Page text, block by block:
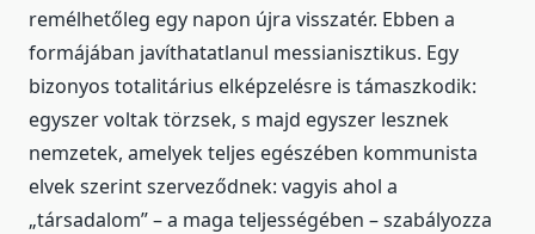
remélhetőleg egy napon újra visszatér. Ebben a
formájában javíthatatlanul messianisztikus. Egy
bizonyos totalitárius elképzelésre is támaszkodik:
egyszer voltak törzsek, s majd egyszer lesznek
nemzetek, amelyek teljes egészében kommunista
elvek szerint szerveződnek: vagyis ahol a
„társadalom” – a maga teljességében – szabályozza